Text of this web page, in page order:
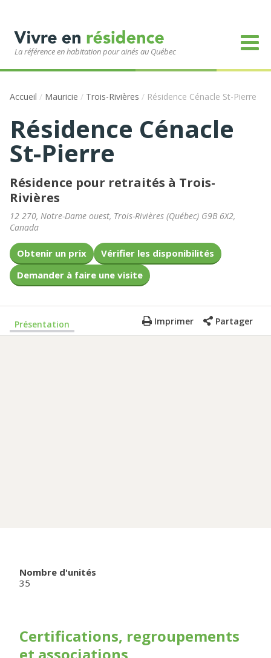
La référence en habitation pour ainés au Québec
Accueil / Mauricie / Trois-Rivières / Résidence Cénacle St-Pierre
Résidence Cénacle
St-Pierre
Résidence pour retraités à Trois-
Rivières
12 270, Notre-Dame ouest, Trois-Rivières (Québec) G9B 6X2,
Canada
Obtenir un prix
Vérifier les disponibilités
Demander à faire une visite
Présentation Imprimer Partager
Nombre d'unités
35
Certifications, regroupements